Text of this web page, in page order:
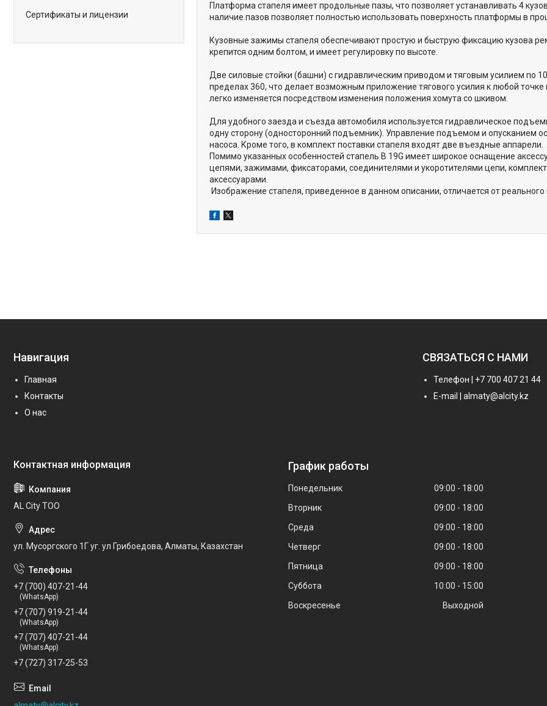
Платформа стапеля имеет продольные пазы, что позволяет устанавливать 4
наличие пазов позволяет полностью использовать поверхность платформы в
Кузовные зажимы стапеля обеспечивают простую и быструю фиксацию кузова
крепится одним болтом, и имеет регулировку по высоте.
Две силовые стойки (башни) с гидравлическим приводом и тяговым усилием по
пределах 360, что делает возможным приложение тягового усилия к любой
легко изменяется посредством изменения положения хомута со шкивом.
Для удобного заезда и съезда автомобиля используется гидравлическое
одну сторону (односторонний подъемник). Управление подъемом и опусканием
насоса. Кроме того, в комплект поставки стапеля входят две въездные аппарели.
Помимо указанных особенностей стапель B 19G имеет широкое оснащение
цепями, зажимами, фиксаторами, соединителями и укоротителями цепи,
аксессуарами.
Изображение стапеля, приведенное в данном описании, отличается от
Сертификаты и лицензии
Навигация
Главная
Контакты
О нас
СВЯЗАТЬСЯ С НАМИ
Телефон | +7 700 407 21 44
E-mail | almaty@alcity.kz
AL City ТОО
ул. Мусоргского 1Г уг. ул Грибоедова, Алматы, Казахстан
+7 (700) 407-21-44
(WhatsApp)
+7 (707) 919-21-44
(WhatsApp)
+7 (707) 407-21-44
(WhatsApp)
+7 (727) 317-25-53
График работы
Понедельник 09:00
18:00
Вторник
09:00
18:00
Среда
09:00
18:00
Четверг
09:00
18:00
Пятница
09:00
18:00
Суббота
10:00
15:00
Воскресенье
Выходной